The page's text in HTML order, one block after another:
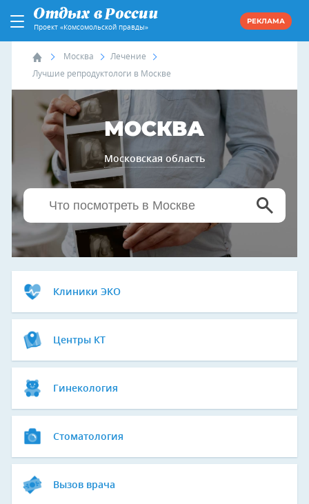
Проект «Комсомольской правды»
РЕКЛАМА
Москва Лечение
Лучшие репродуктологи в Москве
МОСКВА
Московская область
Клиники ЭКО
Центры КТ
Гинекология
Стоматология
Вызов врача